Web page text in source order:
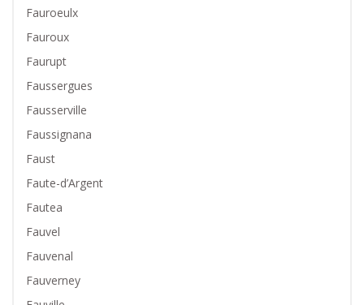
Fauroeulx
Fauroux
Faurupt
Faussergues
Fausserville
Faussignana
Faust
Faute-d’Argent
Fautea
Fauvel
Fauvenal
Fauverney